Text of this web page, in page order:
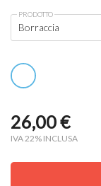
PRODOTTO
26,00€
IVA 22% INCLUSA